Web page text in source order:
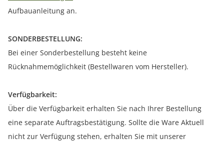
Aufbauanleitung an.
SONDERBESTELLUNG:
Bei einer Sonderbestellung besteht keine
Rücknahmemöglichkeit (Bestellwaren vom Hersteller).
Verfügbarkeit:
Über die Verfügbarkeit erhalten Sie nach Ihrer Bestellung
eine separate Auftragsbestätigung. Sollte die Ware Aktuell
nicht zur Verfügung stehen, erhalten Sie mit unserer